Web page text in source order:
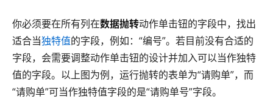
你必须要在所有列在数据抛转动作单击钮的字段中，找出
适合当独特值的字段，例如：“编号”。若目前没有合适的
字段，会需要调整动作单击钮的设计并加入可以当作独特
值的字段。以上图为例，运行抛转的表单为“请购单”，而
“请购单”可当作独特值字段的是“请购单号”字段。